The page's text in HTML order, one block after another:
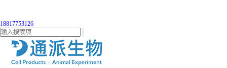
18817753126